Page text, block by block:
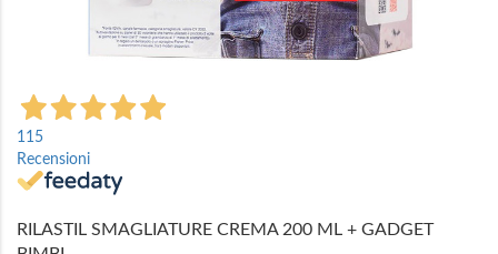
Vai
all'inizio
della
galleria
di
115
Recensioni
RILASTIL SMAGLIATURE CREMA 200 ML + GADGET